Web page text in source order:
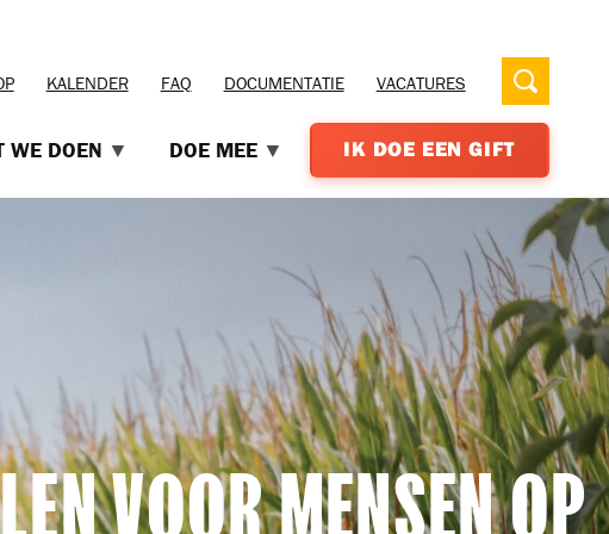
KALENDER FAQ DOCUMENTATIE VACATURES
WE DOEN DOE MEE IK DOE EEN GIFT
VOOR MENSEN OP